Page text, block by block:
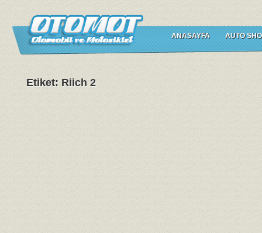
ANASAYFA AUTO
Etiket: Riich 2